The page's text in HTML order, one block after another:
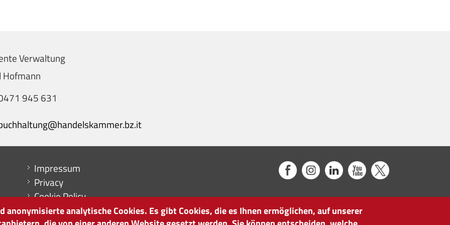
Verwaltung
Hofmann
945 631
Menu footer
Impressum
Privacy
Cookie Policy
Sitemap
anonymisierte analytische Cookies. Es gibt Cookies, die es Ihnen ermöglichen, auf unserer